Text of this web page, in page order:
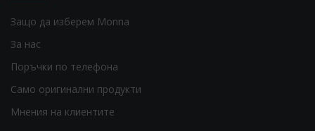
Защо да изберем Monna
За нас
Поръчки по телефона
Само оригинални продукти
Мнения на клиентите